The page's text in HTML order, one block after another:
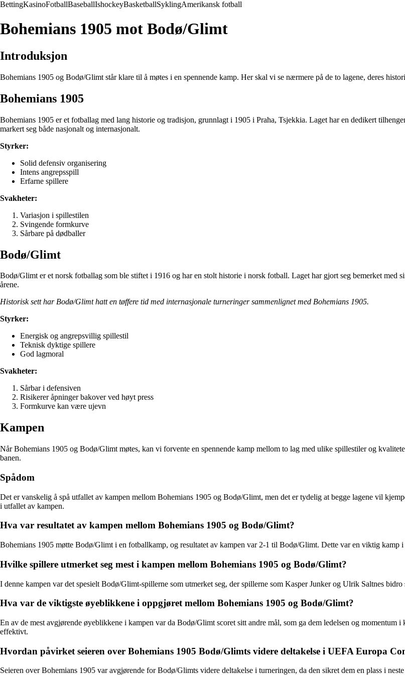
BettingKasinoFotballBaseballIshockeyBasketballSyklingAmerikansk fotball
Bohemians 1905 mot Bodø/Glimt
Introduksjon
Bohemians 1905 og Bodø/Glimt står klare til å møtes i en spennende kamp. Her skal vi se nærmere på de to lagene, deres
Bohemians 1905
Bohemians 1905 er et fotballag med lang historie og tradisjon, grunnlagt i 1905 i Praha, Tsjekkia. Laget har en dedikert
markert seg både nasjonalt og internasjonalt.
Styrker:
Solid defensiv organisering
Intens angrepsspill
Erfarne spillere
Svakheter:
Variasjon i spillestilen
Svingende formkurve
Sårbare på dødballer
Bodø/Glimt
Bodø/Glimt er et norsk fotballag som ble stiftet i 1916 og har en stolt historie i norsk fotball. Laget har gjort seg bemerket med
årene.
Historisk sett har Bodø/Glimt hatt en tøffere tid med internasjonale turneringer sammenlignet med Bohemians 1905.
Styrker:
Energisk og angrepsvillig spillestil
Teknisk dyktige spillere
God lagmoral
Svakheter:
Sårbar i defensiven
Risikerer åpninger bakover ved høyt press
Formkurve kan være ujevn
Kampen
Når Bohemians 1905 og Bodø/Glimt møtes, kan vi forvente en spennende kamp mellom to lag med ulike spillestiler og
banen.
Spådom
Det er vanskelig å spå utfallet av kampen mellom Bohemians 1905 og Bodø/Glimt, men det er tydelig at begge lagene vil
i utfallet av kampen.
Hva var resultatet av kampen mellom Bohemians 1905 og Bodø/Glimt?
Bohemians 1905 møtte Bodø/Glimt i en fotballkamp, og resultatet av kampen var 2-1 til Bodø/Glimt. Dette var en viktig kamp
Hvilke spillere utmerket seg mest i kampen mellom Bohemians 1905 og Bodø/Glimt?
I denne kampen var det spesielt Bodø/Glimt-spillerne som utmerket seg, der spillerne som Kasper Junker og Ulrik Saltnes
Hva var de viktigste øyeblikkene i oppgjøret mellom Bohemians 1905 og Bodø/Glimt?
En av de mest avgjørende øyeblikkene i kampen var da Bodø/Glimt scoret sitt andre mål, som ga dem ledelsen og momentum
effektivt.
Hvordan påvirket seieren over Bohemians 1905 Bodø/Glimts videre deltakelse i UEFA Europa
Seieren over Bohemians 1905 var avgjørende for Bodø/Glimts videre deltakelse i turneringen, da den sikret dem en plass i